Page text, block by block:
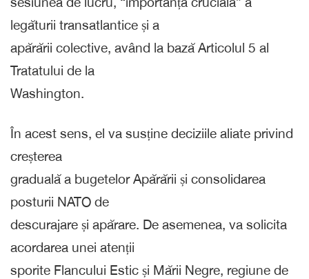
legăturii transatlantice și a
apărării colective, având la bază Articolul 5 al
Tratatului de la
Washington.
În acest sens, el va susține deciziile aliate privind
creșterea
graduală a bugetelor Apărării și consolidarea
posturii NATO de
descurajare și apărare. De asemenea, va solicita
acordarea unei atenții
sporite Flancului Estic și Mării Negre, regiune de